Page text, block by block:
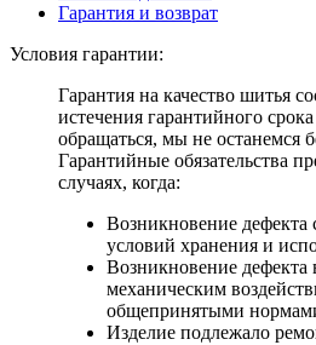
Гарантия и возврат
Условия гарантии:
Гарантия на качество шитья
истечения гарантийного
обращаться, мы не останемся
Гарантийные обязательства
случаях, когда:
Возникновение дефекта
условий хранения и
Возникновение
механическим
общепринятыми
Изделие подлежало